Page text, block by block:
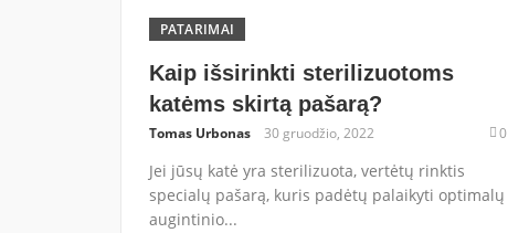
PATARIMAI
Kaip išsirinkti sterilizuotoms
katėms skirtą pašarą?
Tomas Urbonas 30 gruodžio, 2022 0
Jei jūsų katė yra sterilizuota, vertėtų rinktis
specialų pašarą, kuris padėtų palaikyti optimalų
augintinio...